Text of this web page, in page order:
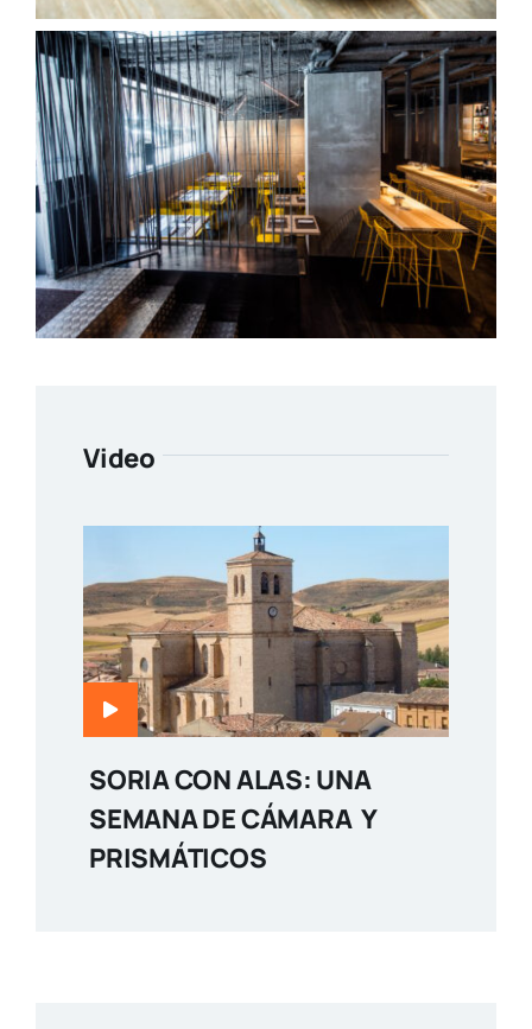
Video
SORIA CON ALAS: UNA
SEMANA DE CÁMARA Y
PRISMÁTICOS